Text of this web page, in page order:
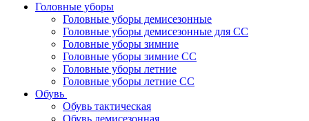
Головные уборы
Головные уборы демисезонные
Головные уборы демисезонные для СС
Головные уборы зимние
Головные уборы зимние СС
Головные уборы летние
Головные уборы летние СС
Обувь
Обувь тактическая
Обувь демисезонная